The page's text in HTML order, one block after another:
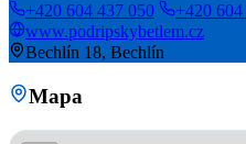
+420 604 437 050 +420
www.podripskybetlem.cz
Bechlín 18, Bechlín
Mapa